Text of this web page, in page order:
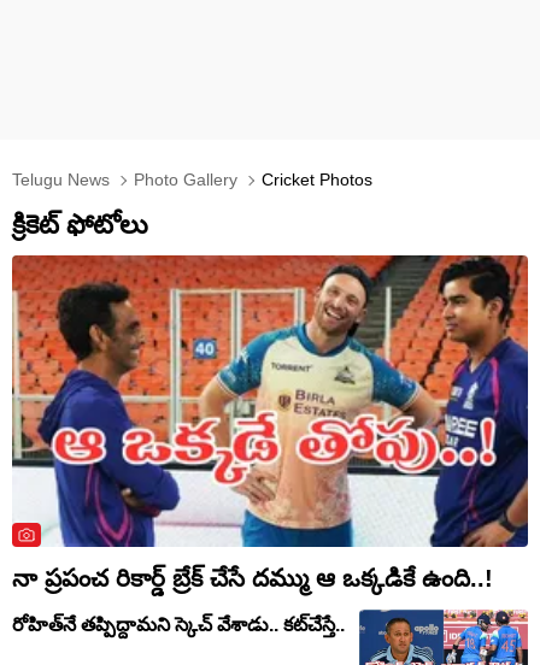
Telugu News Photo Gallery Cricket Photos
క్రికెట్ ఫోటోలు
నా ప్రపంచ రికార్డ్ బ్రేక్ చేసే దమ్ము ఆ ఒక్కడికే ఉంది..!
రోహిత్‌నే తప్పిద్దామని స్కెచ్ వేశాడు.. కట్‌చేస్తే..